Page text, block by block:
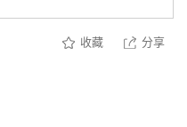
收藏 分享